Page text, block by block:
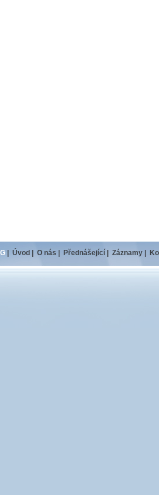
Úvod O nás Přednášející Záznamy